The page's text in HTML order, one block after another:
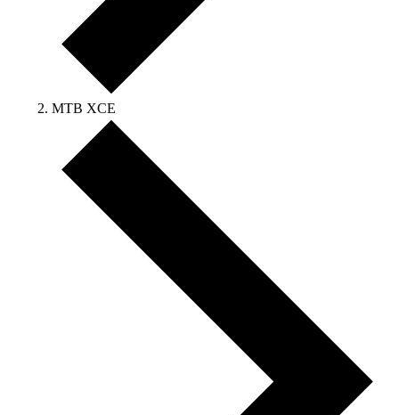
MTB XCE